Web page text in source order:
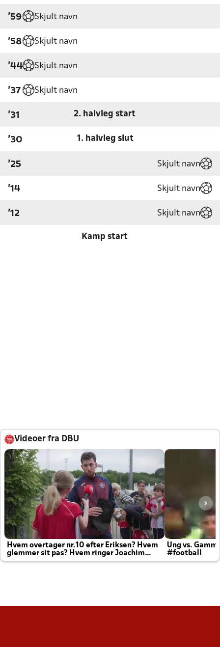
'59 Skjult navn
'58 Skjult navn
'44 Skjult navn
'37 Skjult navn
'31 2. halvleg start
'30 1. halvleg slut
'25 Skjult navn
'14 Skjult navn
'12 Skjult navn
Kamp start
Videoer fra DBU
Hvem overtager nr.10 efter Eriksen? Hvem
glemmer sit pas? Hvem ringer Joachim
altid til efter kampe?
Ung vs.
#football